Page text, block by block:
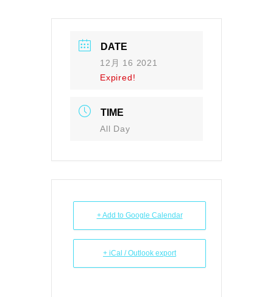
DATE
12月 16 2021
Expired!
TIME
All Day
+ Add to Google Calendar
+ iCal / Outlook export